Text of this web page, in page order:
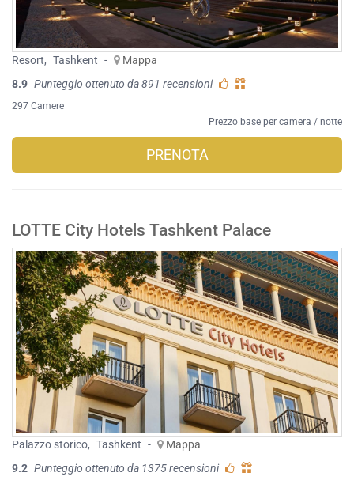
Resort, Tashkent -
Mappa
8.9 Punteggio ottenuto da 891 recensioni
297 Camere
Prezzo base per camera / notte
PRENOTA
LOTTE City Hotels Tashkent Palace
Palazzo storico, Tashkent -
Mappa
9.2 Punteggio ottenuto da 1375 recensioni